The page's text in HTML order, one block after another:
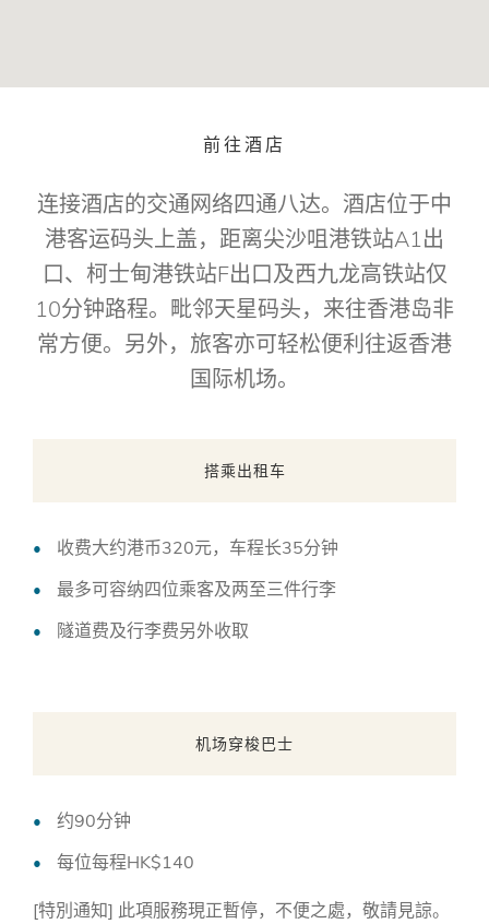
前往酒店
连接酒店的交通网络四通八达。酒店位于中
港客运码头上盖，距离尖沙咀港铁站A1出
口、柯士甸港铁站F出口及西九龙高铁站仅
10分钟路程。毗邻天星码头，来往香港岛非
常方便。另外，旅客亦可轻松便利往返香港
国际机场。
搭乘出租车
收费大约港币320元，车程长35分钟
最多可容纳四位乘客及两至三件行李
隧道费及行李费另外收取
机场穿梭巴士
约90分钟
每位每程HK$140
[特別通知] 此項服務現正暫停，不便之處，敬請見諒。